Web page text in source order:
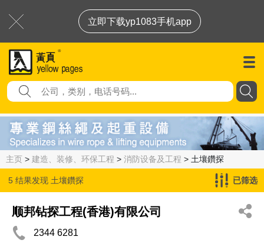
立即下载yp1083手机app
主页 > 建造、装修、环保工程 > 消防设备及工程 > 土壤鑽探
5 结果发现 土壤鑽探 已筛选
顺邦钻探工程(香港)有限公司
2344 6281